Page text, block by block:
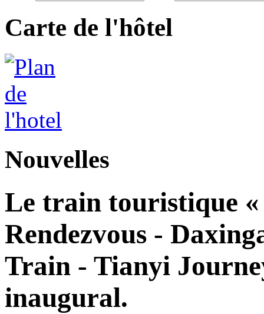
Carte de l'hôtel
Nouvelles
Le train touristique
Rendezvous -
Train - Tianyi
inaugural.